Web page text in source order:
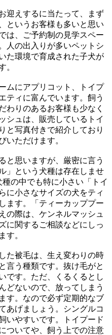
迎えするに当たって、まず
というお客様も多いと思い
は、ご予約制の見学スペー
人の出入りが多いペットシ
た環境で育成された子犬が
。
ムにアプリコット、トイプ
ティに富んでいます。飼う
わりのあるお客様も少なく
シュは、販売しているトイ
と写真付きで紹介しており
いただけます。
と思いますが、厳密に言う
」という犬種は存在しませ
の中でも特に小さい「トイ
に小さなサイズの犬をティ
ます。「ティーカッププー
の際は、ケンネルマッシュ
に関するご相談などにしっ
す。
た被毛は、生え変わりの時
言う種類です。抜け毛がと
です。ただ、くるくるとし
どないので、放ってしまう
す。なので必ず定期的なブ
あげましょう。シングルコ
いやすいです。トイプード
ついてや、飼う上での注意